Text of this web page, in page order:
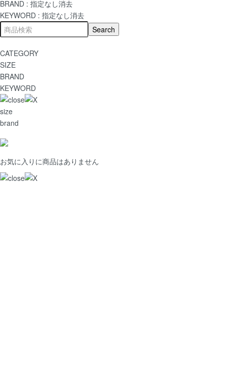
BRAND : 指定なし消去
KEYWORD : 指定なし消去
CATEGORY
SIZE
BRAND
KEYWORD
size
brand
お気に入りに商品はありません